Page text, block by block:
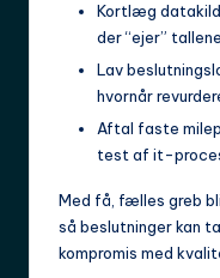
Kortlæg
der “ejer”
Lav
hvornår
Aftal faste
test af it-
Med få, fælles greb
så beslutninger kan
kompromis med